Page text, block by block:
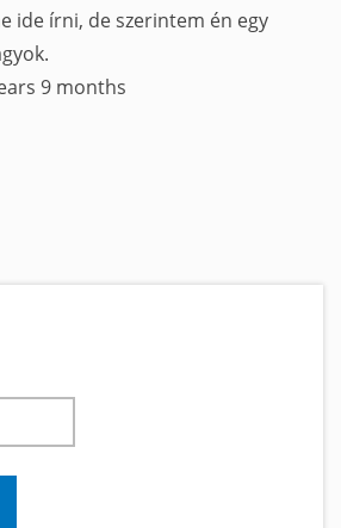
ide írni, de szerintem én egy
9 months